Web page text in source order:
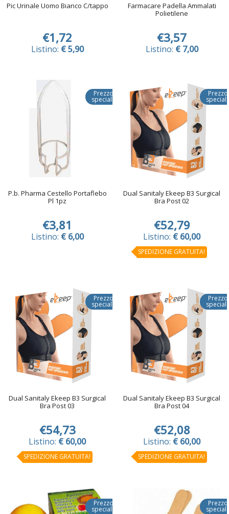
Pic Urinale Uomo Bianco C/tappo
€1,72
Listino: € 5,90
Farmacare Padella Ammalati
Polietilene
€3,57
Listino: € 7,00
Prezzo
speciale
P.b. Pharma Cestello Portaflebo
Pl 1pz
€3,81
Listino: € 6,00
Prezzo
Dual Sanitaly Ekeep B3 Surgical
Bra Post 02
€52,79
Listino: € 60,00
SPEDIZIONE GRATUITA!
Prezzo
speciale
Dual Sanitaly Ekeep B3 Surgical
Bra Post 03
€54,73
Listino: € 60,00
SPEDIZIONE GRATUITA!
Prezzo
Dual Sanitaly Ekeep B3 Surgical
Bra Post 04
€52,08
Listino: € 60,00
SPEDIZIONE GRATUITA!
Prezzo
speciale
Prezzo